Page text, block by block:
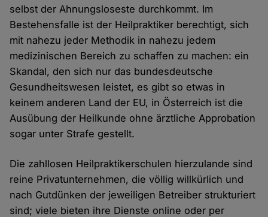
selbst der Ahnungsloseste durchkommt. Im
Bestehensfalle ist der Heilpraktiker berechtigt, sich
mit nahezu jeder Methodik in nahezu jedem
medizinischen Bereich zu schaffen zu machen: ein
Skandal, den sich nur das bundesdeutsche
Gesundheitswesen leistet, es gibt so etwas in
keinem anderen Land der EU, in Österreich ist die
Ausübung der Heilkunde ohne ärztliche Approbation
sogar unter Strafe gestellt.
Die zahllosen Heilpraktikerschulen hierzulande sind
reine Privatunternehmen, die völlig willkürlich und
nach Gutdünken der jeweiligen Betreiber strukturiert
sind; viele bieten ihre Dienste online oder per